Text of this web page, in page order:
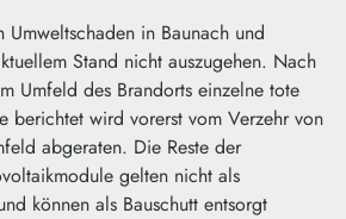
in Baunach und
Stand nicht auszugehen. Nach
Umfeld des Brandorts einzelne tote
berichtet wird vorerst vom Verzehr von
abgeraten. Die Reste der
gelten nicht als
können als Bauschutt entsorgt